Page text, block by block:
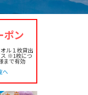
ポン
ル１枚貸出
※1枚につ
まで有効
へ